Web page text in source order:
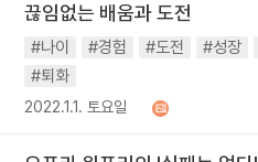
끊임없는 배움과 도전
#나이 #경험 #도전 #성장
#퇴화
2022.1.1. 토요일